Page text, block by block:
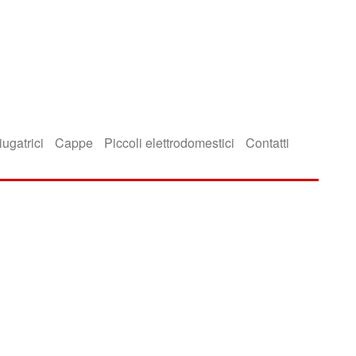
Cappe Piccoli elettrodomestici Contatti